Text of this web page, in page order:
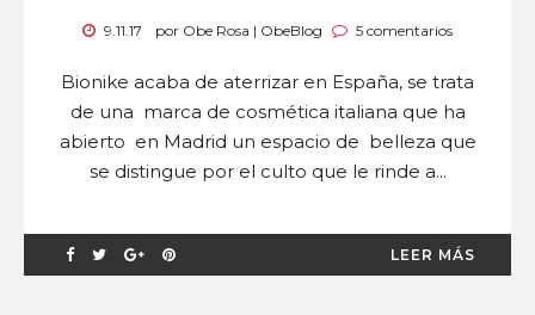
9.11.17 por Obe Rosa | ObeBlog 5 comentarios
Bionike acaba de aterrizar en España, se trata
de una marca de cosmética italiana que ha
abierto en Madrid un espacio de belleza que
se distingue por el culto que le rinde a...
LEER MÁS